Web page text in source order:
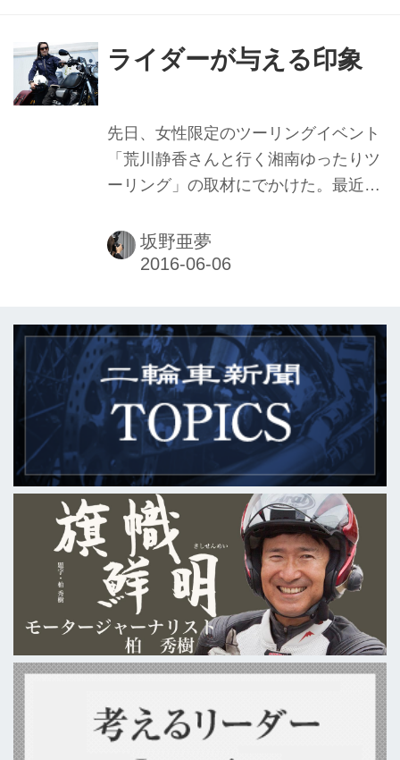
するのですが。 先日、弊紙で胸部プロ
に力を入れ始めて、幾年か経ちます。
胸部プロテクターの認知度も、着用率
も年々上がっているそうです。 それで
の二輪車の事故で亡くなられたかたの
ほとんどが、胸部プロテクターを着け
ライダーが与える印象
先日、女性限定のツーリングイベント
「荒川静香さんと行く湘南ゆったりツ
ーリング」の取材にでかけた。最近の
加者が駐車場に集まると、そこがぱっ
と色鮮やかになったのが印象的だっ
とった荒川静香さんの姿。バイクにま
たがる様子が板についていて、実にス
タイリッシュだった。 ライフスタイル
の変化を機に、バイクを降りてしまう
ことの多い女性ライダー。彼女たちに
とって、出産を経て再びツーリングを
楽しむ荒川さんは、勇気付けられる存
在ではないだろうか。また、荒川さん
を見て二輪免許を取る人も、今後増え
ていくだろう。...
坂野亜夢